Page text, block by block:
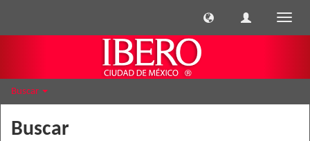
Buscar
Buscar